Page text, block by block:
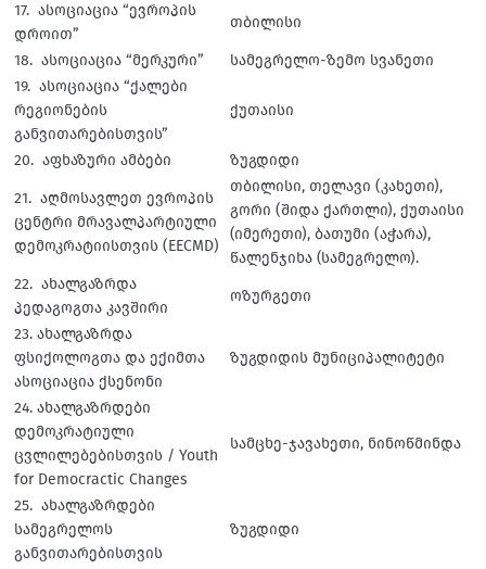
17. ასოციაცია “ევროპის
დროით”
თბილისი
18. ასოციაცია “მერკური”
სამეგრელო-ზემო სვანეთი
19. ასოციაცია “ქალები
რეგიონების
განვითარებისთვის”
ქუთაისი
20. აფხაზური ამბები ზუგდიდი
21. აღმოსავლეთ ევროპის
ცენტრი მრავალპარტიული
დემოკრატიისთვის (EECMD)
თბილისი, თელავი (კახეთი),
გორი (შიდა ქართლი), ქუთაისი
(იმერეთი), ბათუმი (აჭარა),
წალენჯიხა (სამეგრელო).
22. ახალგაზრდა
პედაგოგთა კავშირი
ოზურგეთი
23. ახალგაზრდა
ფსიქოლოგთა და ექიმთა
ასოციაცია ქსენონი
ზუგდიდის მუნიციპალიტეტი
24. ახალგაზრდები
დემოკრატიული
ცვლილებებისთვის / Youth
for Democractic Changes
სამცხე-ჯავახეთი, ნინოწმინდა
25. ახალგაზრდები
სამეგრელოს
განვითარებისთვის
ზუგდიდი